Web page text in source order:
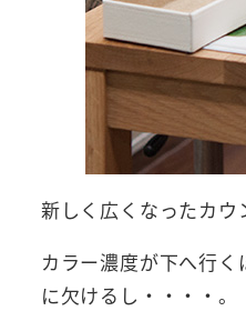
新しく広くなったカウ
カラー濃度が下へ行
に欠けるし・・・・。